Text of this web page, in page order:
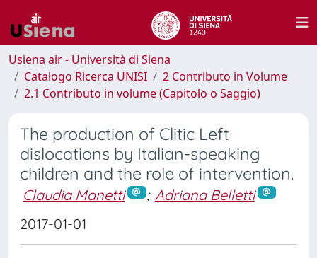
Usiena air - Università di Siena
Catalogo Ricerca UNISI
2 Contributo in Volume
2.1 Contributo in volume (Capitolo o Saggio)
The production of Clitic Left
dislocations by Italian-speaking
children and the role of intervention.
Claudia Manetti ; Adriana Belletti
2017-01-01